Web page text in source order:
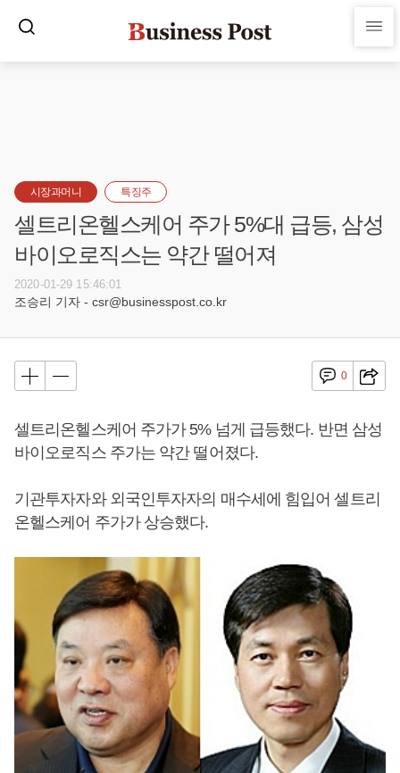
시장과머니 특징주
셀트리온헬스케어 주가 5%대 급등, 삼성
바이오로직스는 약간 떨어져
2020-01-29 15:46:01
조승리 기자 - csr@businesspost.co.kr
0
셀트리온헬스케어 주가가 5% 넘게 급등했다. 반면 삼성
바이오로직스 주가는 약간 떨어졌다.
기관투자자와 외국인투자자의 매수세에 힘입어 셀트리
온헬스케어 주가가 상승했다.